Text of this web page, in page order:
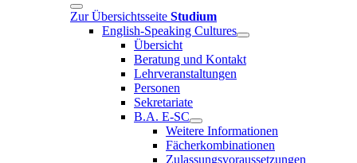
Zur Übersichtsseite Studium
English-Speaking Cultures
Übersicht
Beratung und Kontakt
Lehrveranstaltungen
Personen
Sekretariate
B.A. E-SC
Weitere Informationen
Fächerkombinationen
Zulassungsvoraussetzungen